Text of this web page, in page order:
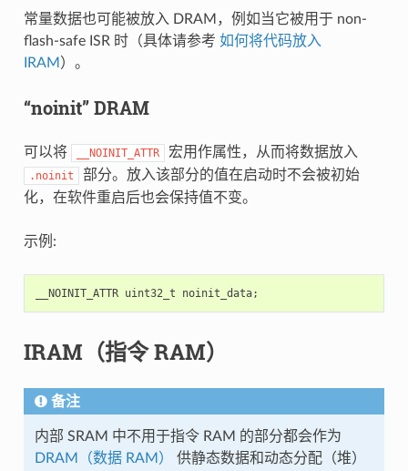
常量数据也可能被放入 DRAM，例如当它被用于 non-
flash-safe ISR 时（具体请参考 如何将代码放入
IRAM ）。
“noinit” DRAM
可以将 __NOINIT_ATTR 宏用作属性，从而将数据放入
.noinit
部分。放入该部分的值在启动时不会被初始
化，在软件重启后也会保持值不变。
示例:
__NOINIT_ATTR uint32_t noinit_data;
IRAM（指令 RAM）
备注
内部 SRAM 中不用于指令 RAM 的部分都会作为
DRAM（数据 RAM）
供静态数据和动态分配（堆）